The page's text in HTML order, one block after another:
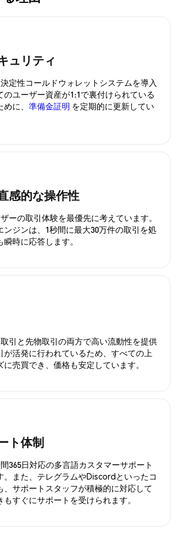
ュリティ
定性コールドウォレットシステムを導入
のユーザー資産が1:1で裏付けられている
に、 準備金証明 を定期的に更新してい
感的な操作性
ーの取引体験を最優先に考えています。
ンジンは、1秒間に最大30万件の取引を処
時に応答します。
引と先物取引の両方で高い流動性を提供
が活発に行われているため、すべての上
売買でき、価格も安定しています。
ト体制
365日対応の多言語カスタマーサポート
。また、テレグラムやDiscordといったコ
、サポートスタッフが積極的に対応して
すぐにサポートを受けられます。